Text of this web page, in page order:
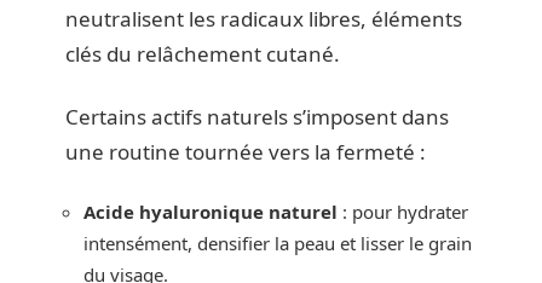
neutralisent les radicaux libres, éléments
clés du relâchement cutané.
Certains actifs naturels s’imposent dans
une routine tournée vers la fermeté :
Acide hyaluronique naturel : pour hydrater
intensément, densifier la peau et lisser le grain
du visage.